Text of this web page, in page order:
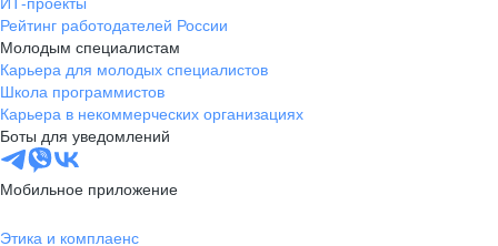
Рейтинг работодателей России
Молодым специалистам
Карьера для молодых специалистов
Школа программистов
Карьера в некоммерческих организациях
Боты для уведомлений
Мобильное приложение
Этика и комплаенс